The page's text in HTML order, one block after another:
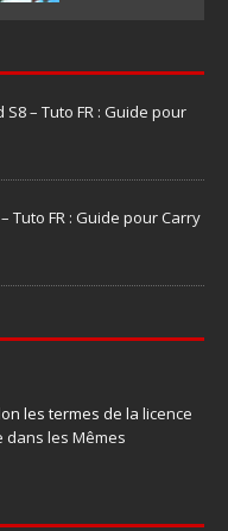
S8 – Tuto FR : Guide pour
Tuto FR : Guide pour Carry
les termes de la licence
dans les Mêmes